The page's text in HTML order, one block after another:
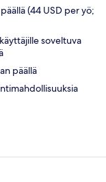
(44 USD per yö;
soveltuva
päällä